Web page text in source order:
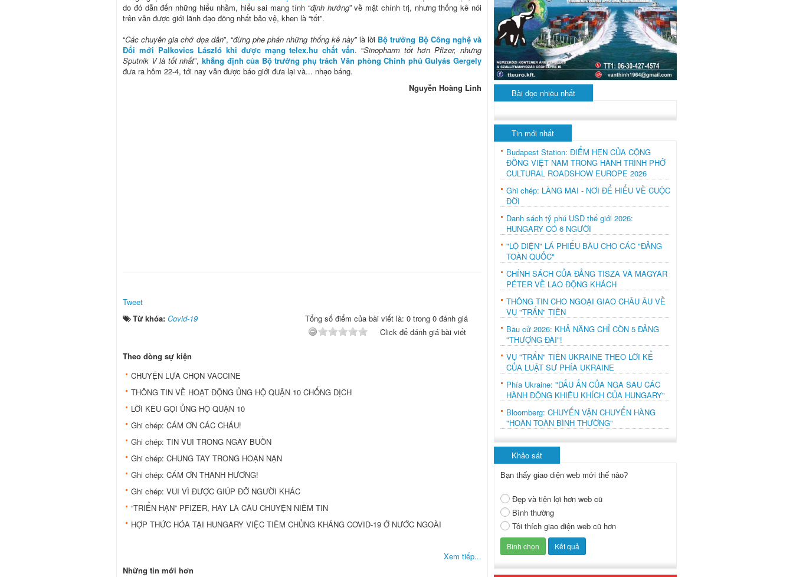
do đó dẫn đến những hiểu nhầm, hiểu sai mang tính “định hướng” về mặt chính trị, nhưng thống kê nói
trên vẫn được giới lãnh đạo đồng nhất bảo vệ, khen là “tốt”.
“Các chuyên gia chớ dọa dân”, “đừng phe phán những thống kê này” là lời Bộ trưởng Bộ Công nghệ và
Đổi mới Palkovics László khi được mạng telex.hu chất vấn. “Sinopharm tốt hơn Pfizer, nhưng
Sputnik V là tốt nhất”, khẳng định của Bộ trưởng phụ trách Văn phòng Chính phủ Gulyás Gergely
đưa ra hôm 22-4, tới nay vẫn được báo giới đưa lại và... nhạo báng.
Nguyễn Hoàng Linh
Tweet
Từ khóa: Covid-19
Tổng số điểm của bài viết là: 0 trong 0 đánh giá
Click để đánh giá bài viết
Theo dòng sự kiện
CHUYỆN LỰA CHỌN VACCINE
THÔNG TIN VỀ HOẠT ĐỘNG ỦNG HỘ QUẬN 10 CHỐNG DỊCH
LỜI KÊU GỌI ỦNG HỘ QUẬN 10
Ghi chép: CÁM ƠN CÁC CHÁU!
Ghi chép: TIN VUI TRONG NGÀY BUỒN
Ghi chép: CHUNG TAY TRONG HOẠN NẠN
Ghi chép: CÁM ƠN THANH HƯƠNG!
Ghi chép: VUI VÌ ĐƯỢC GIÚP ĐỠ NGƯỜI KHÁC
“TRIỂN HẠN” PFIZER, HAY LÀ CÂU CHUYỆN NIỀM TIN
HỢP THỨC HÓA TẠI HUNGARY VIỆC TIÊM CHỦNG KHÁNG COVID-19 Ở NƯỚC NGOÀI
Xem tiếp...
Những tin mới hơn
Bài đọc nhiều nhất
Tin mới nhất
Budapest Station: ĐIỂM HẸN CỦA CỘNG
ĐỒNG VIỆT NAM TRONG HÀNH TRÌNH PHỞ
CULTURAL ROADSHOW EUROPE 2026
Ghi chép: LÀNG MAI - NƠI ĐỂ HIỂU VỀ CUỘC
ĐỜI
Danh sách tỷ phú USD thế giới 2026:
HUNGARY CÓ 6 NGƯỜI
"LỘ DIỆN" LÁ PHIẾU BẦU CHO CÁC "ĐẢNG
TOÀN QUỐC"
CHÍNH SÁCH CỦA ĐẢNG TISZA VÀ MAGYAR
PÉTER VỀ LAO ĐỘNG KHÁCH
THÔNG TIN CHO NGOẠI GIAO CHÂU ÂU VỀ
VỤ "TRẤN" TIỀN
Bầu cử 2026: KHẢ NĂNG CHỈ CÒN 5 ĐẢNG
"THƯỢNG ĐÀI"!
VỤ "TRẤN" TIỀN UKRAINE THEO LỜI KỂ
CỦA LUẬT SƯ PHÍA UKRAINE
Phía Ukraine: "DẤU ẤN CỦA NGA SAU CÁC
HÀNH ĐỘNG KHIÊU KHÍCH CỦA HUNGARY"
Bloomberg: CHUYẾN VẬN CHUYỂN HÀNG
"HOÀN TOÀN BÌNH THƯỜNG"
Khảo sát
Bạn thấy giao diện web mới thế nào?
Đẹp và tiện lợi hơn web cũ
Bình thường
Tôi thích giao diện web cũ hơn